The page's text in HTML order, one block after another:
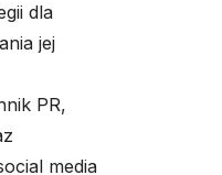
dla
jej
PR,
media